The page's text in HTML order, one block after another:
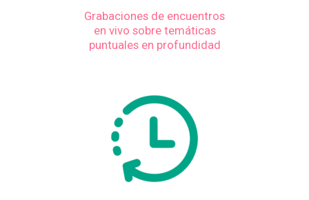
Grabaciones de encuentros
en vivo sobre temáticas
puntuales en profundidad